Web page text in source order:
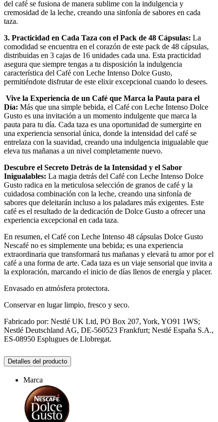
del café se fusiona de manera sublime con la indulgencia y
cremosidad de la leche, creando una sinfonía de sabores en cada
taza.
3. Practicidad en Cada Taza con el Pack de 48 Cápsulas: La
comodidad se encuentra en el corazón de este pack de 48 cápsulas,
distribuidas en 3 cajas de 16 unidades cada una. Esta practicidad
asegura que siempre tengas a tu disposición la indulgencia
característica del Café con Leche Intenso Dolce Gusto,
permitiéndote disfrutar de este elixir excepcional cuando lo desees.
Vive la Experiencia de un Café que Marca la Pauta para el
Día: Más que una simple bebida, el Café con Leche Intenso Dolce
Gusto es una invitación a un momento indulgente que marca la
pauta para tu día. Cada taza es una oportunidad de sumergirte en
una experiencia sensorial única, donde la intensidad del café se
entrelaza con la suavidad, creando una indulgencia inigualable que
eleva tus mañanas a un nivel completamente nuevo.
Descubre el Secreto Detrás de la Intensidad y el Sabor
Inigualables: La magia detrás del Café con Leche Intenso Dolce
Gusto radica en la meticulosa selección de granos de café y la
cuidadosa combinación con la leche, creando una sinfonía de
sabores que deleitarán incluso a los paladares más exigentes. Este
café es el resultado de la dedicación de Dolce Gusto a ofrecer una
experiencia excepcional en cada taza.
En resumen, el Café con Leche Intenso 48 cápsulas Dolce Gusto
Nescafé no es simplemente una bebida; es una experiencia
extraordinaria que transformará tus mañanas y elevará tu amor por el
café a una forma de arte. Cada taza es un viaje sensorial que invita a
la exploración, marcando el inicio de días llenos de energía y placer.
Envasado en atmósfera protectora.
Conservar en lugar limpio, fresco y seco.
Fabricado por: Nestlé UK Ltd, PO Box 207, York, YO91 1WS;
Nestlé Deutschland AG, DE-560523 Frankfurt; Nestlé España S.A.,
ES-08950 Esplugues de Llobregat.
Detalles del producto
Marca